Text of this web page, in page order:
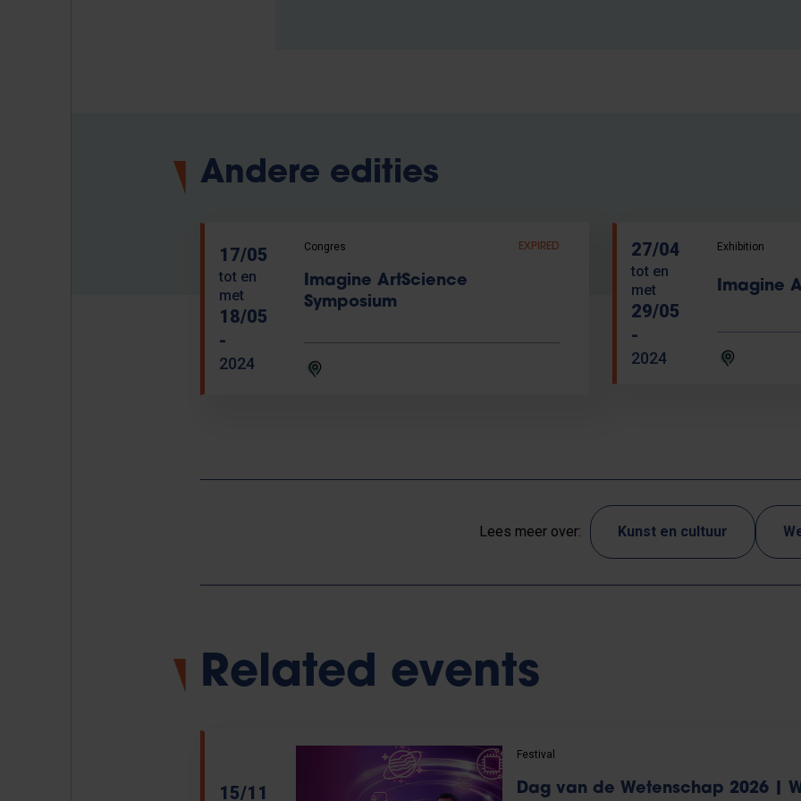
Andere edities
17/05
tot en
met
18/05
-
2024
Congres EXPIRED
Imagine ArtScience
Symposium
27/04
tot en
met
29/05
-
2024
Exhibition
Imagine
Lees meer over: Kunst en cultuur
Related events
15/11
Festival
Dag van de Wetenschap 2026 |